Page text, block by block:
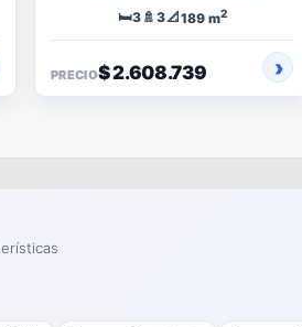
🛏️3 🚿 3📐189 m2
PRECIO$ 2.608.739